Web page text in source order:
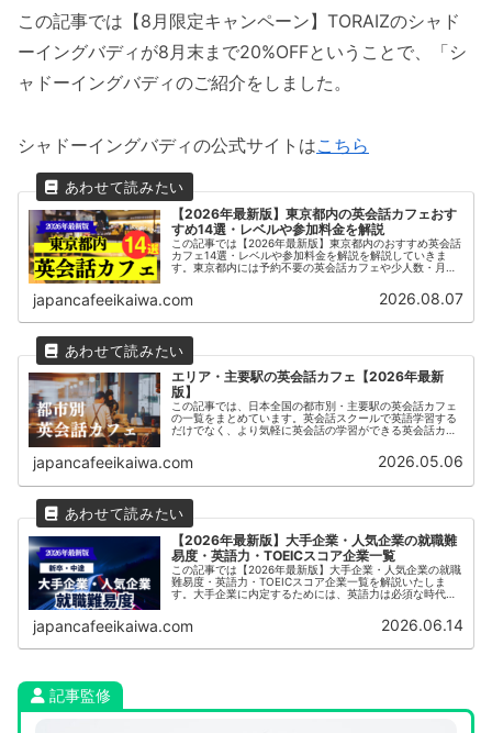
この記事では【8月限定キャンペーン】TORAIZのシャド
ーイングバディが8月末まで20%OFFということで、「シ
ャドーイングバディのご紹介をしました。
シャドーイングバディの公式サイトはこちら
【2026年最新版】東京都内の英会話カフェおす
すめ14選・レベルや参加料金を解説
この記事では【2026年最新版】東京都内のおすすめ英会話
カフェ14選・レベルや参加料金を解説を解説していきま
す。東京都内には予約不要の英会話カフェや少人数・月額
す。日本最大級の英会話カフェLancul（ランカル）やカフ
ェ英会話♪などが開催されています。まずは気になる英会話
japancafeeikaiwa.com 2026.08.07
エリア・主要駅の英会話カフェ【2026年最新
版】
この記事では、日本全国の都市別・主要駅の英会話カフェ
の一覧をまとめています。英会話スクールで英語学習する
だけでなく、より気軽に英会話の学習ができる英会話カフ
japancafeeikaiwa.com 2026.05.06
【2026年最新版】大手企業・人気企業の就職難
易度・英語力・TOEICスコア企業一覧
この記事では【2026年最新版】大手企業・人気企業の就職
難易度・英語力・TOEICスコア企業一覧を解説いたしま
す。大手企業に内定するためには、英語力は必須な時代に
内定をもらうためにはより高いレベルの実践的な英語力が
必須となります。海外展開やグローバルな事業を行ってい
も珍しくはありません。本記事では大手企業・人気企業の
japancafeeikaiwa.com 2026.06.14
記事監修